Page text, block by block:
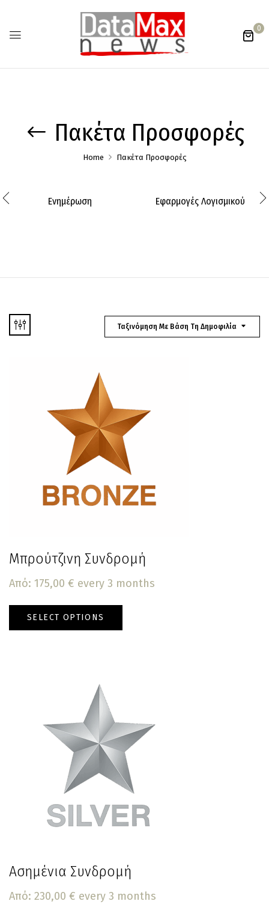
0
Πακέτα Προσφορές
Home Πακέτα Προσφορές
Ενημέρωση Εφαρμογές Λογισμικού
Ταξινόμηση Με Βάση Τη Δημοφιλία
Μπρούτζινη Συνδρομή
Από: 175,00 € every 3 months
SELECT OPTIONS
Ασημένια Συνδρομή
Από: 230,00 € every 3 months